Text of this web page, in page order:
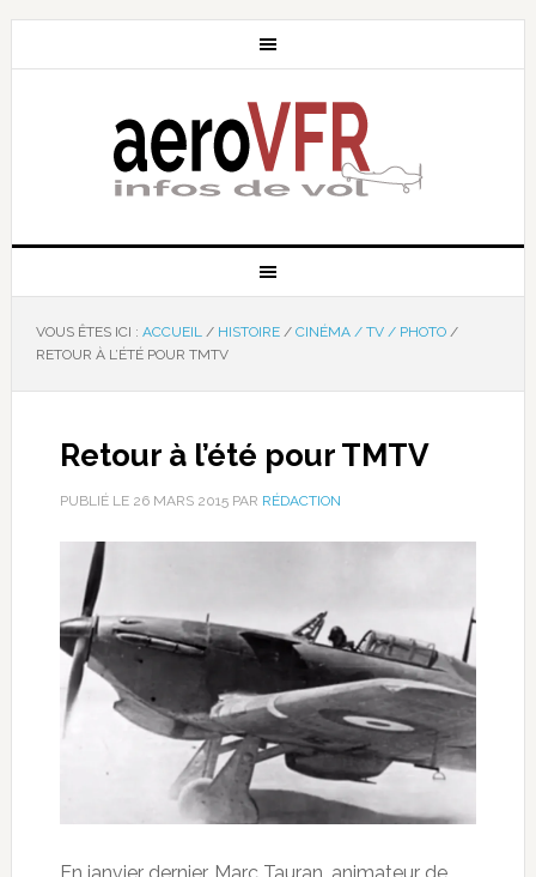
VOUS ÊTES ICI : ACCUEIL / HISTOIRE / CINÉMA / TV / PHOTO /
RETOUR À L’ÉTÉ POUR TMTV
Retour à l’été pour TMTV
PUBLIÉ LE 26 MARS 2015PAR RÉDACTION